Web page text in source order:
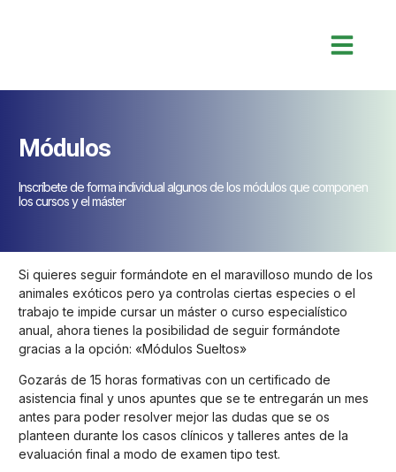
Módulos
Inscríbete de forma individual algunos de los módulos que componen
los cursos y el máster
Si quieres seguir formándote en el maravilloso mundo de los
animales exóticos pero ya controlas ciertas especies o el
trabajo te impide cursar un máster o curso especialístico
anual, ahora tienes la posibilidad de seguir formándote
gracias a la opción: «Módulos Sueltos»
Gozarás de 15 horas formativas con un certificado de
asistencia final y unos apuntes que se te entregarán un mes
antes para poder resolver mejor las dudas que se os
planteen durante los casos clínicos y talleres antes de la
evaluación final a modo de examen tipo test.